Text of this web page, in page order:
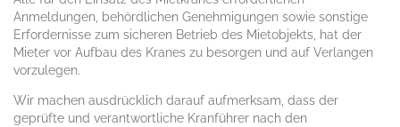
Anmeldungen, behördlichen Genehmigungen sowie sonstige
Erfordernisse zum sicheren Betrieb des Mietobjekts, hat der
Mieter vor Aufbau des Kranes zu besorgen und auf Verlangen
vorzulegen.
Wir machen ausdrücklich darauf aufmerksam, dass der
geprüfte und verantwortliche Kranführer nach den